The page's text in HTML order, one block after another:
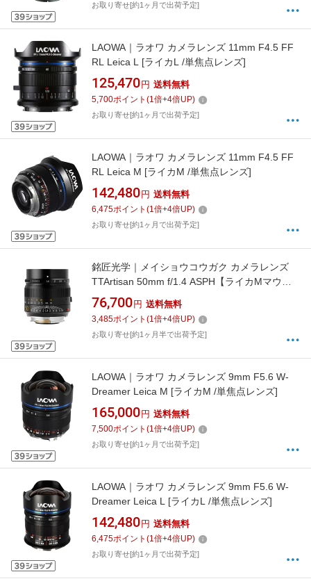
お取り寄せ[約1ヶ月で出荷予定]
LAOWA｜ラオワ カメラレンズ 11mm F4.5 FF
RL Leica L [ライカL /単焦点レンズ]
125,470 円 送料無料
5,700ポイント (1倍+4倍UP)
お取り寄せ[約1ヶ月で出荷予定]
LAOWA｜ラオワ カメラレンズ 11mm F4.5 FF
RL Leica M [ライカM /単焦点レンズ]
142,480 円 送料無料
6,475ポイント (1倍+4倍UP)
お取り寄せ[約1ヶ月で出荷予定]
銘匠光学｜メイショウコウガク カメラレンズ
TTArtisan 50mm f/1.4 ASPH【ライカMマウン
ト】 TTArtisan ブラック [ライカM /単焦点レン
ズ]
76,700 円 送料無料
3,485ポイント (1倍+4倍UP)
お取り寄せ[約1ヶ月半で出荷予定]
LAOWA｜ラオワ カメラレンズ 9mm F5.6 W-
Dreamer Leica M [ライカM /単焦点レンズ]
165,000 円 送料無料
7,500ポイント (1倍+4倍UP)
お取り寄せ[約1ヶ月で出荷予定]
LAOWA｜ラオワ カメラレンズ 9mm F5.6 W-
Dreamer Leica L [ライカL /単焦点レンズ]
142,480 円 送料無料
6,475ポイント (1倍+4倍UP)
お取り寄せ[約1ヶ月で出荷予定]